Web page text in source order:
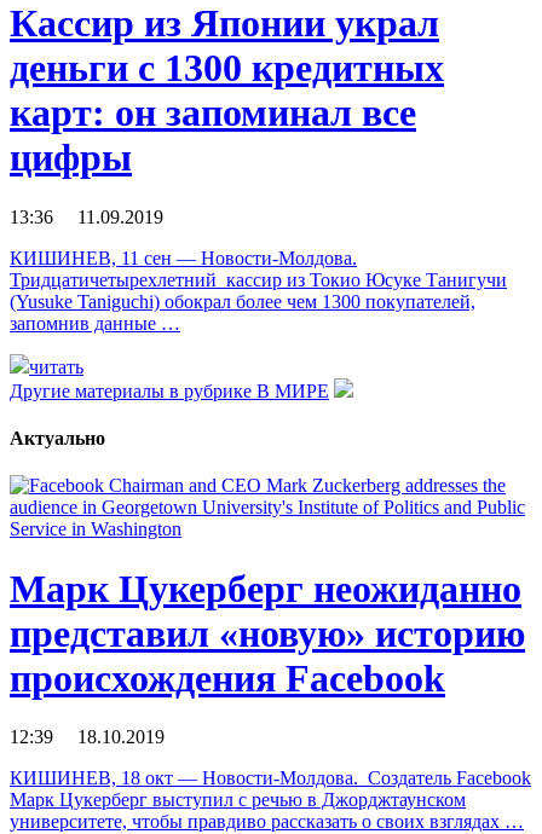
Кассир из Японии украл
деньги с 1300 кредитных
карт: он запоминал все
цифры
13:36 11.09.2019
КИШИНЕВ, 11 сен — Новости-Молдова.
Тридцатичетырехлетний кассир из Токио Юсуке Танигучи
(Yusuke Taniguchi) обокрал более чем 1300 покупателей,
запомнив данные …
читать
Другие материалы в рубрике В МИРЕ
Актуально
Марк Цукерберг неожиданно
представил «новую» историю
происхождения Facebook
12:39 18.10.2019
КИШИНЕВ, 18 окт — Новости-Молдова. Создатель Facebook
Марк Цукерберг выступил с речью в Джорджтаунском
университете, чтобы правдиво рассказать о своих взглядах …